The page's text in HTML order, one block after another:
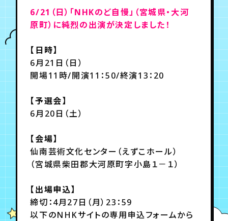
チケット お知らせ ムービー
月会員制ファンクラブ
6/21（日）「NHKのど自慢」（宮城県・大河
原町）に純烈の出演が決定しました！
【日時】
6月21日（日）
開場11時/開演11：50/終演13：20
【予選会】
6月20日（土）
【会場】
仙南芸術文化センター（えずこホール）
（宮城県柴田郡大河原町字小島１－１）
【出場申込】
締切：4月27日（月）23：59
以下のNHKサイトの専用申込フォームから